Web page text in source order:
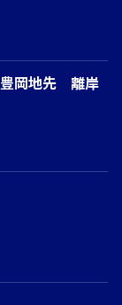
岡地先 離岸